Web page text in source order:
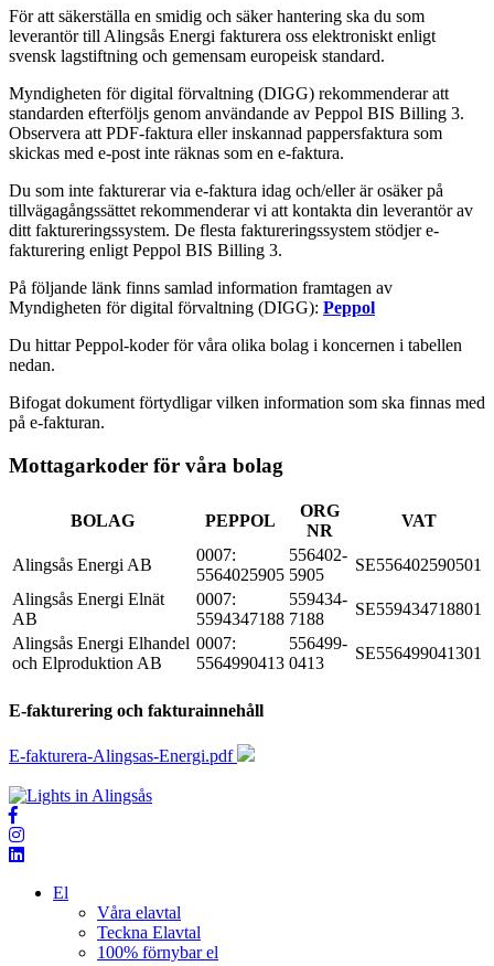
För att säkerställa en smidig och säker hantering ska du som
leverantör till Alingsås Energi fakturera oss elektroniskt enligt
svensk lagstiftning och gemensam europeisk standard.
Myndigheten för digital förvaltning (DIGG) rekommenderar att
standarden efterföljs genom användande av Peppol BIS Billing 3.
Observera att PDF-faktura eller inskannad pappersfaktura som
skickas med e-post inte räknas som en e-faktura.
Du som inte fakturerar via e-faktura idag och/eller är osäker på
tillvägagångssättet rekommenderar vi att kontakta din leverantör av
ditt faktureringssystem. De flesta faktureringssystem stödjer e-
fakturering enligt Peppol BIS Billing 3.
På följande länk finns samlad information framtagen av
Myndigheten för digital förvaltning (DIGG): Peppol
Du hittar Peppol-koder för våra olika bolag i koncernen i tabellen
nedan.
Bifogat dokument förtydligar vilken information som ska finnas med
på e-fakturan.
Mottagarkoder för våra bolag
BOLAG PEPPOL
ORG
NR
VAT
Alingsås Energi AB
0007:
5564025905
556402-
5905
SE556402590501
Alingsås Energi Elnät
AB
0007:
5594347188
559434-
7188
SE559434718801
Alingsås Energi Elhandel
och Elproduktion AB
0007:
5564990413
556499-
0413
SE556499041301
E-fakturering och fakturainnehåll
E-fakturera-Alingsas-Energi.pdf
El
Våra elavtal
Teckna Elavtal
100% förnybar el